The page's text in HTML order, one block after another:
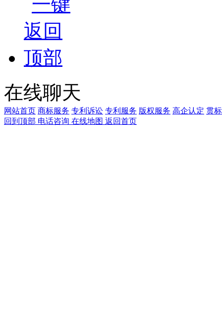
在线聊天
网站首页 商标服务 专利诉讼 专利服务 版权服务 高企认定 贯
回到顶部 电话咨询 在线地图 返回首页